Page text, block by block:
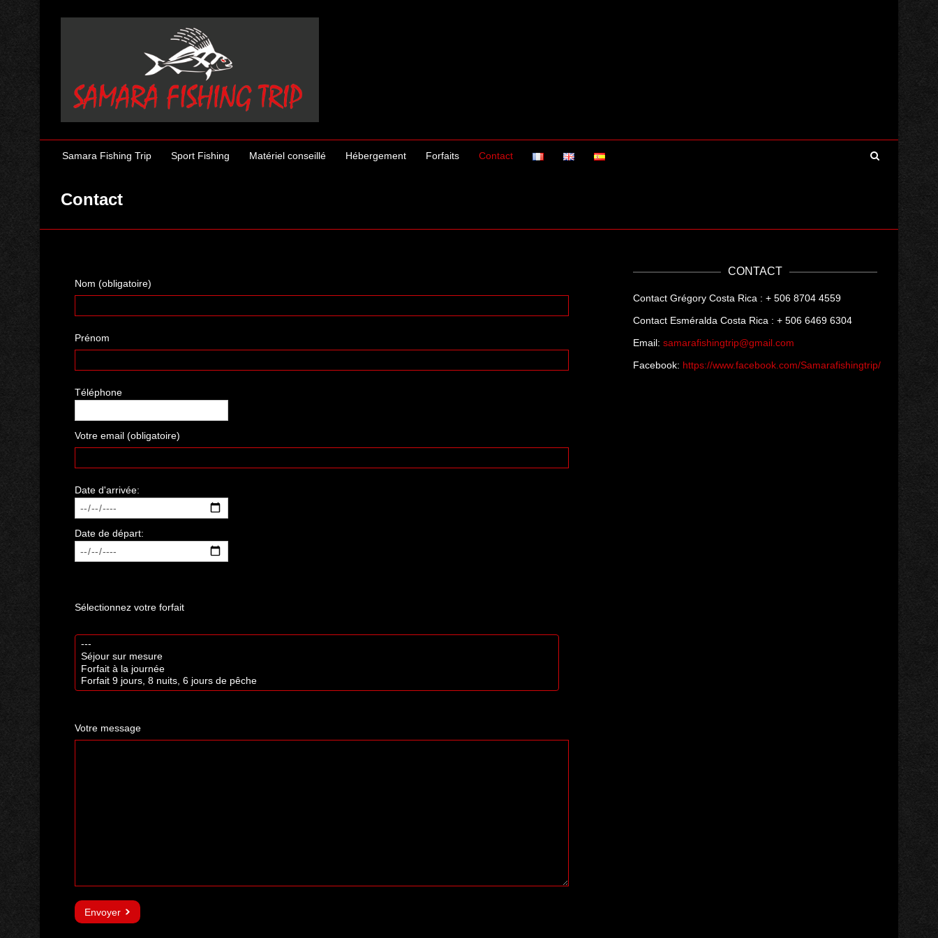
Samara Fishing Trip Sport Fishing Matériel conseillé Hébergement Forfaits Contact
Contact
Nom (obligatoire)
Prénom
Téléphone
Votre email (obligatoire)
Date d'arrivée:
Date de départ:
Sélectionnez votre forfait
Votre message
CONTACT
Contact Grégory Costa Rica : + 506 8704 4559
Contact Esméralda Costa Rica : + 506 6469 6304
Email: samarafishingtrip@gmail.com
Facebook: https://www.facebook.com/Samarafishingtrip/